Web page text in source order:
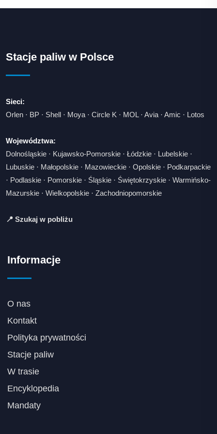
Stacje paliw w Polsce
Sieci:
Orlen · BP · Shell · Moya · Circle K · MOL· Avia · Amic · Lotos
Województwa:
Dolnośląskie · Kujawsko-Pomorskie · Łódzkie · Lubelskie ·
Lubuskie · Małopolskie · Mazowieckie · Opolskie · Podkarpackie
· Podlaskie · Pomorskie · Śląskie · Świętokrzyskie · Warmińsko-
Mazurskie · Wielkopolskie · Zachodniopomorskie
📍 Szukaj w pobliżu
Informacje
O nas
Kontakt
Polityka prywatności
Stacje paliw
W trasie
Encyklopedia
Mandaty